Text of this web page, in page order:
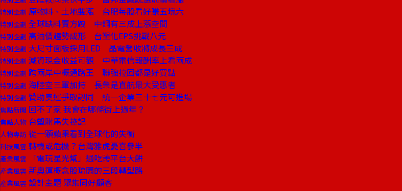
特別企劃 原物料、土地雙漲 台肥每股看好賺五塊六
特別企劃 全球缺料賣方跩 中鋼有三成上漲空間
特別企劃 高油價趨勢成形 台塑化EPS挑戰八元
特別企劃 大尺寸面板採用LED 晶電營收將成長三成
特別企劃 減資現金收益可觀 中華電信報酬率上看兩成
特別企劃 跨兩岸中概通路王 聯強拉回都是好買點
特別企劃 海陸空三軍加持 長榮是直航最大受惠者
特別企劃 贊助奧運爭取認同 統一企業三十七元可進場
焦點新聞 回不了家 我會在哪條街上過年？
焦點人物 台塑駙馬失控記
人物專訪 從一顆蘋果看到全球化的失衡
科技風雲 轉機或危機？台灣雅虎憂喜參半
產業風雲 「電玩星光幫」通吃跨平台大餅
產業風雲 新奧運概念股琉園的三段轉型路
產業風雲 設計主題 聚集同好顧客